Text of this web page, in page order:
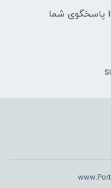
از شنبه تا پنجشنبه از ساعت 10 الی 19 پاسخگوی شما